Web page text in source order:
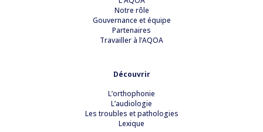
Notre rôle
Gouvernance et équipe
Partenaires
Travailler à l’AQOA
Découvrir
L’orthophonie
L’audiologie
Les troubles et pathologies
Lexique